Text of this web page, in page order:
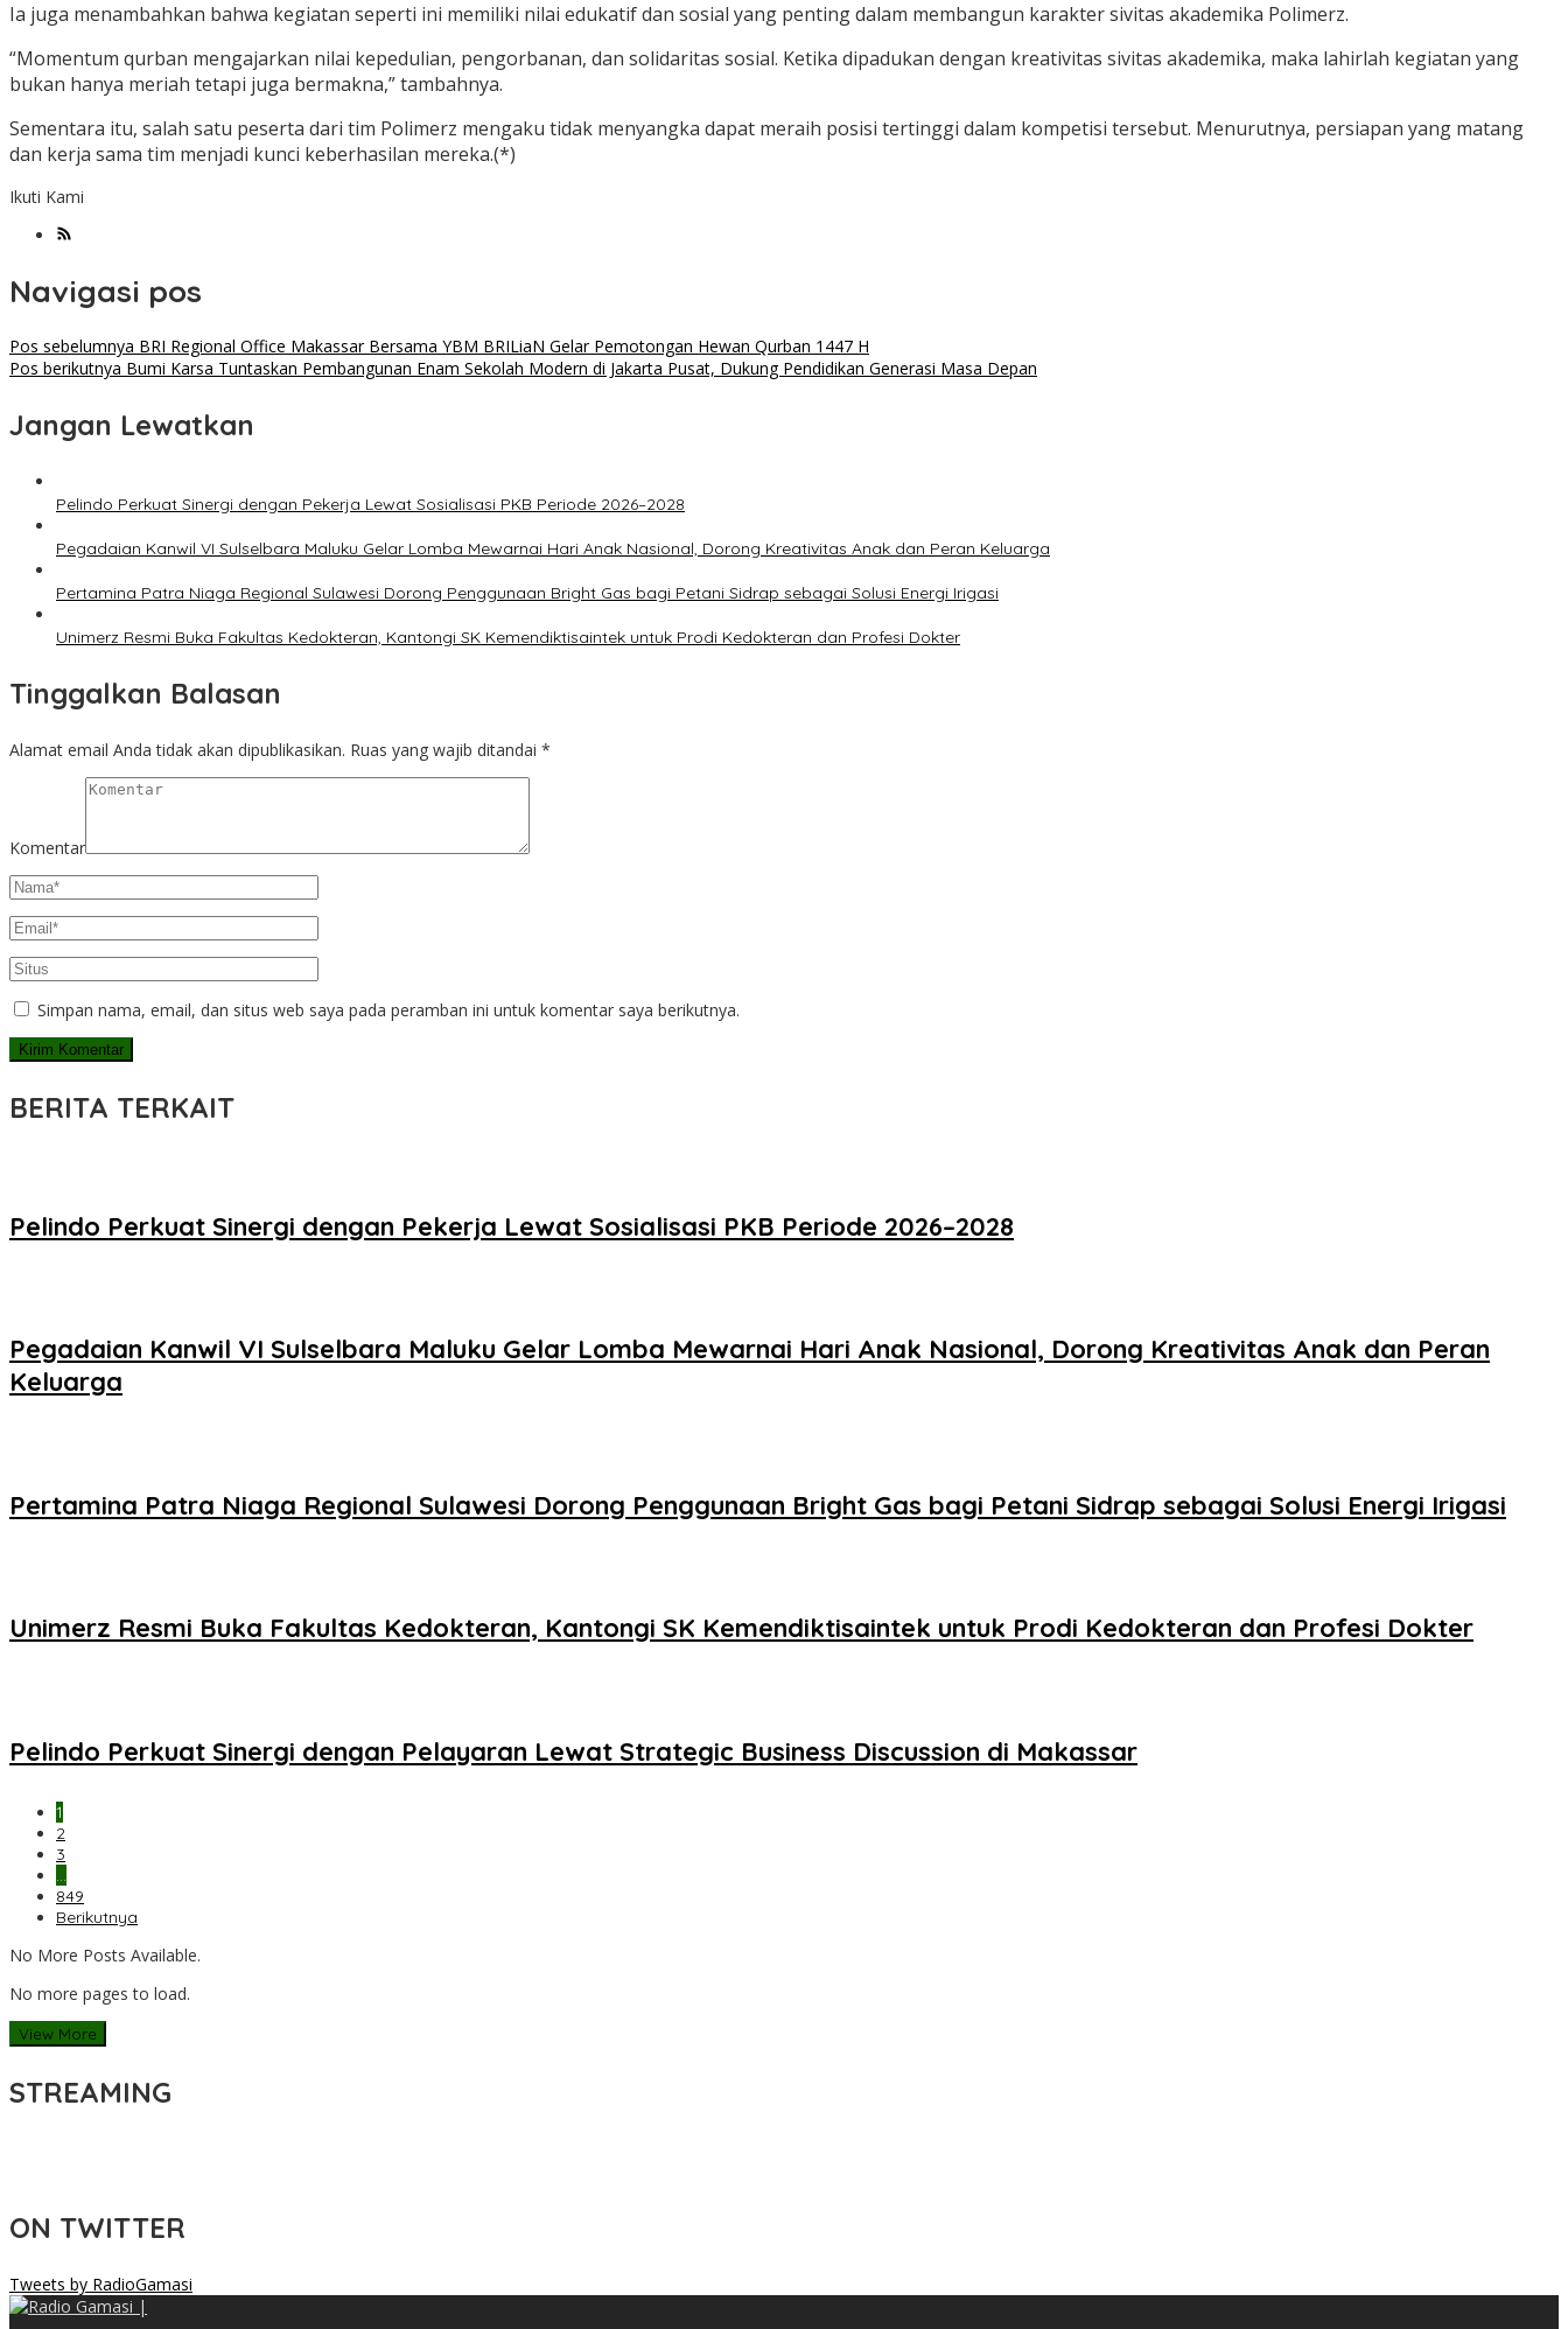
Ia juga menambahkan bahwa kegiatan seperti ini memiliki nilai edukatif dan sosial yang penting dalam membangun karakter sivitas akademika Polimerz.
“Momentum qurban mengajarkan nilai kepedulian, pengorbanan, dan solidaritas sosial. Ketika dipadukan dengan kreativitas sivitas akademika, maka lahirlah kegiatan yang
bukan hanya meriah tetapi juga bermakna,” tambahnya.
Sementara itu, salah satu peserta dari tim Polimerz mengaku tidak menyangka dapat meraih posisi tertinggi dalam kompetisi tersebut. Menurutnya, persiapan yang matang
dan kerja sama tim menjadi kunci keberhasilan mereka.(*)
Ikuti Kami
Navigasi pos
Pos sebelumnya BRI Regional Office Makassar Bersama YBM BRILiaN Gelar Pemotongan Hewan Qurban 1447 H
Pos berikutnya Bumi Karsa Tuntaskan Pembangunan Enam Sekolah Modern di Jakarta Pusat, Dukung Pendidikan Generasi Masa Depan
Jangan Lewatkan
Pelindo Perkuat Sinergi dengan Pekerja Lewat Sosialisasi PKB Periode 2026–2028
Pegadaian Kanwil VI Sulselbara Maluku Gelar Lomba Mewarnai Hari Anak Nasional, Dorong Kreativitas Anak dan Peran Keluarga
Pertamina Patra Niaga Regional Sulawesi Dorong Penggunaan Bright Gas bagi Petani Sidrap sebagai Solusi Energi Irigasi
Unimerz Resmi Buka Fakultas Kedokteran, Kantongi SK Kemendiktisaintek untuk Prodi Kedokteran dan Profesi Dokter
Tinggalkan Balasan
Alamat email Anda tidak akan dipublikasikan. Ruas yang wajib ditandai *
Komentar
Simpan nama, email, dan situs web saya pada peramban ini untuk komentar saya berikutnya.
BERITA TERKAIT
Pelindo Perkuat Sinergi dengan Pekerja Lewat Sosialisasi PKB Periode 2026–2028
Pegadaian Kanwil VI Sulselbara Maluku Gelar Lomba Mewarnai Hari Anak Nasional, Dorong Kreativitas Anak dan Peran
Keluarga
Pertamina Patra Niaga Regional Sulawesi Dorong Penggunaan Bright Gas bagi Petani Sidrap sebagai Solusi Energi Irigasi
Unimerz Resmi Buka Fakultas Kedokteran, Kantongi SK Kemendiktisaintek untuk Prodi Kedokteran dan Profesi Dokter
Pelindo Perkuat Sinergi dengan Pelayaran Lewat Strategic Business Discussion di Makassar
1
2
3
…
849
Berikutnya
No More Posts Available.
No more pages to load.
View More
STREAMING
ON TWITTER
Tweets by RadioGamasi